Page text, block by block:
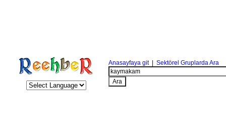
Anasayfaya git| Sektörel Gruplarda Ara